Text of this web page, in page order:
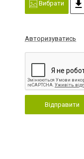
Вибрати
Авторизуватись
Відправити